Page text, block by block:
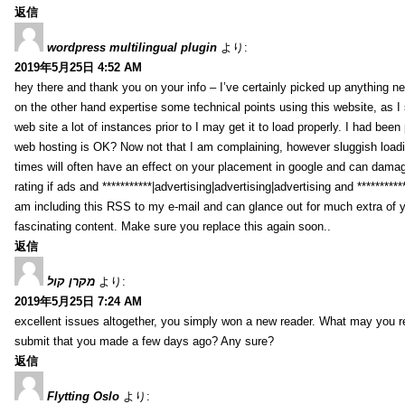
返信
wordpress multilingual plugin より:
2019年5月25日 4:52 AM
hey there and thank you on your info – I’ve certainly picked up anything
on the other hand expertise some technical points using this website, as I
web site a lot of instances prior to I may get it to load properly. I had
web hosting is OK? Now not that I am complaining, however sluggish
times will often have an effect on your placement in google and can
rating if ads and ***********|advertising|advertising|advertising and
am including this RSS to my e-mail and can glance out for much extra of
fascinating content. Make sure you replace this again soon..
返信
מקרן קול より:
2019年5月25日 7:24 AM
excellent issues altogether, you simply won a new reader. What may you
submit that you made a few days ago? Any sure?
返信
Flytting Oslo より: